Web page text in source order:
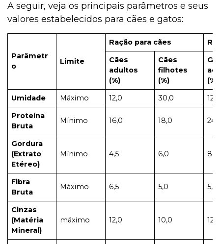
A seguir, veja os principais parâmetros e seus
valores estabelecidos para cães e gatos:
Parâmetr
o
Limite
Ração para cães
Cães
adultos
(%)
Cães
filhotes
(%)
(%)
Umidade
Máximo 12,0 30,0
Proteína
Bruta
Mínimo 16,0 18,0
Gordura
(Extrato
Etéreo)
Mínimo 4,5 6,0 8,0
Fibra
Bruta
Máximo 6,5 5,0 5,0
Cinzas
(Matéria
Mineral)
máximo 12,0 10,0